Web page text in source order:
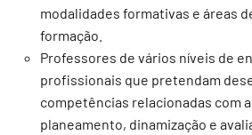
modalidades formativas e áreas
formação.
Professores de vários níveis de
profissionais que pretendam
competências relacionadas com
planeamento, dinamização e